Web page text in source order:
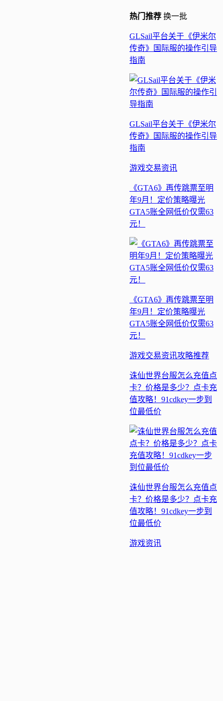
热门 推荐 换一批
GLSail平台关于《伊米尔
传奇》国际服的操作引导
指南
GLSail平台关于《伊米尔
传奇》国际服的操作引导
指南
游戏交易资讯
《GTA6》再传跳票至明
年9月！定价策略曝光
GTA5账全网低价仅需63
元！
《GTA6》再传跳票至明
年9月！定价策略曝光
GTA5账全网低价仅需63
元！
游戏交易资讯攻略推荐
诛仙世界台服怎么充值点
卡？价格是多少？点卡充
值攻略！91cdkey一步到
位最低价
诛仙世界台服怎么充值点
卡？价格是多少？点卡充
值攻略！91cdkey一步到
位最低价
游戏资讯